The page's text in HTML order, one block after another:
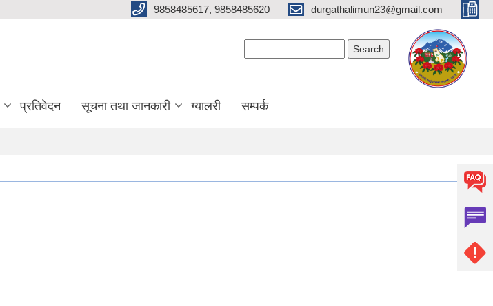
9858485617, 9858485620 durgathalimun23@gmail.com
प्रतिवेदन सूचना तथा जानकारी ग्यालरी सम्पर्क